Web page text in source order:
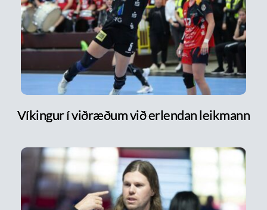
Víkingur í viðræðum við erlendan leikmann